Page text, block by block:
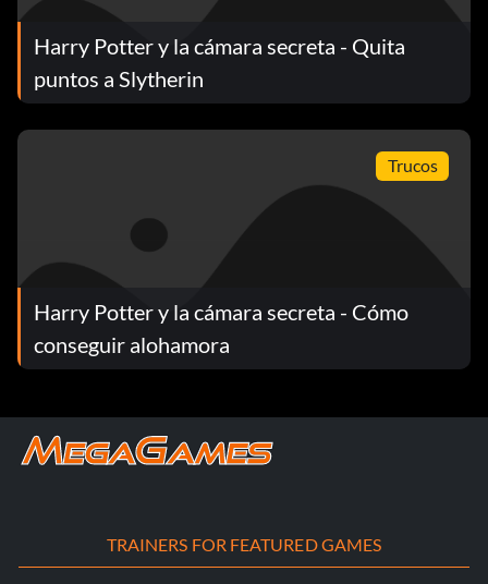
Harry Potter y la cámara secreta - Quita
puntos a Slytherin
Trucos
Harry Potter y la cámara secreta - Cómo
conseguir alohamora
TRAINERS FOR FEATURED GAMES